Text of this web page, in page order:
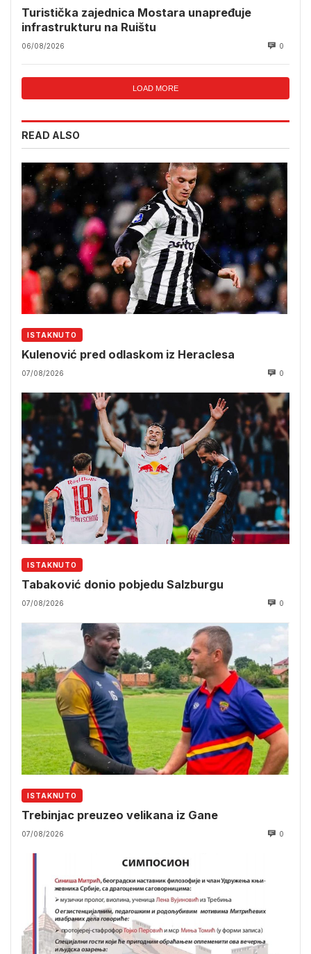
Turistička zajednica Mostara unapređuje
infrastrukturu na Ruištu
06/08/2026 0
LOAD MORE
READ ALSO
ISTAKNUTO
Kulenović pred odlaskom iz Heraclesa
07/08/2026 0
ISTAKNUTO
Tabaković donio pobjedu Salzburgu
07/08/2026 0
ISTAKNUTO
Trebinjac preuzeo velikana iz Gane
07/08/2026 0